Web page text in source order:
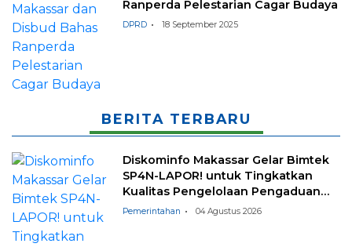
Ranperda Pelestarian Cagar Budaya
DPRD 18 September 2025
BERITA TERBARU
Diskominfo Makassar Gelar Bimtek
SP4N-LAPOR! untuk Tingkatkan
Kualitas Pengelolaan Pengaduan
Masyarakat
Pemerintahan 04 Agustus 2026